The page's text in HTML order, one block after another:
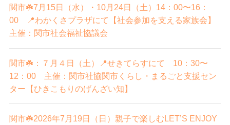
関市☘️7月15日（水）・10月24日（土）14：00〜16：
00 📍わかくさプラザにて【社会参加を支える家族会】
主催：関市社会福祉協議会
関市☘️：７月４日（土）📍せきてらすにて 10：30〜
12：00 主催：関市社協関市くらし・まるごと支援セン
ター【ひきこもりのげんざい知】
関市☘️2026年7月19日（日）親子で楽しむLET’S ENJOY